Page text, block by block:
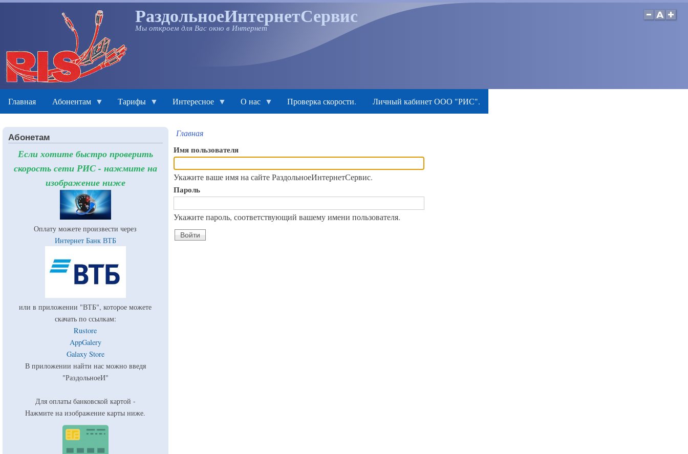
РаздольноеИнтернетСервис
Мы откроем для Вас окно в Интернет
Главная Абонентам Тарифы Интересное О нас Проверка скорости. Личный кабинет ООО "РИС".
навигации
Главная
Имя пользователя
Укажите ваше имя на сайте РаздольноеИнтернетСервис.
Пароль
Укажите пароль, соответствующий вашему имени пользователя.
Абонетам
Если хотите быстро проверить
скорость сети РИС - нажмите на
изображение ниже
Оплату можете произвести через
Интернет Банк ВТБ
или в приложении "ВТБ", которое можете
скачать по ссылкам:
Rustore
AppGalery
Galaxy Store
В приложении найти нас можно введя
"РаздольноеИ"
Для оплаты банковской картой -
Нажмите на изображение карты ниже.